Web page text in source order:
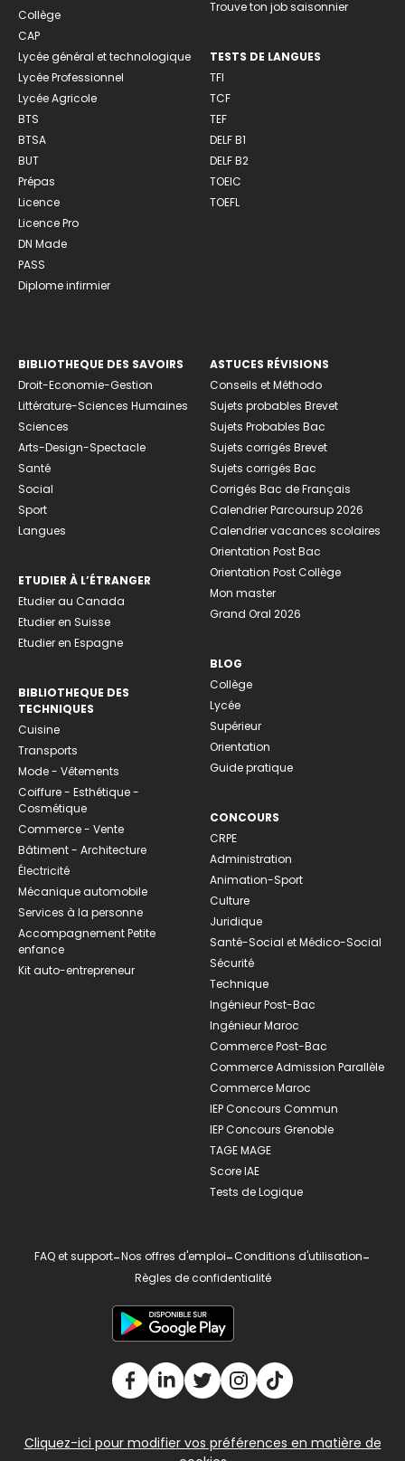
Collège
CAP
Lycée général et technologique
Lycée Professionnel
Lycée Agricole
BTS
BTSA
BUT
Prépas
Licence
Licence Pro
DN Made
PASS
Diplome infirmier
Trouve ton job saisonnier
TESTS DE LANGUES
TFI
TCF
TEF
DELF B1
DELF B2
TOEIC
TOEFL
BIBLIOTHEQUE DES SAVOIRS
Droit-Economie-Gestion
Littérature-Sciences Humaines
Sciences
Arts-Design-Spectacle
Santé
Social
Sport
Langues
ETUDIER À L’ÉTRANGER
Etudier au Canada
Etudier en Suisse
Etudier en Espagne
BIBLIOTHEQUE DES
TECHNIQUES
Cuisine
Transports
Mode - Vêtements
Coiffure - Esthétique -
Cosmétique
Commerce - Vente
Bâtiment - Architecture
Électricité
Mécanique automobile
Services à la personne
Accompagnement Petite
enfance
Kit auto-entrepreneur
ASTUCES RÉVISIONS
Conseils et Méthodo
Sujets probables Brevet
Sujets Probables Bac
Sujets corrigés Brevet
Sujets corrigés Bac
Corrigés Bac de Français
Calendrier Parcoursup 2026
Calendrier vacances scolaires
Orientation Post Bac
Orientation Post Collège
Mon master
Grand Oral 2026
BLOG
Collège
Lycée
Supérieur
Orientation
Guide pratique
CONCOURS
CRPE
Administration
Animation-Sport
Culture
Juridique
Santé-Social et Médico-Social
Sécurité
Technique
Ingénieur Post-Bac
Ingénieur Maroc
Commerce Post-Bac
Commerce Admission Parallèle
Commerce Maroc
IEP Concours Commun
IEP Concours Grenoble
TAGE MAGE
Score IAE
Tests de Logique
FAQ et support-Nos offres d'emploi-Conditions d'utilisation-
Règles de confidentialité
Cliquez-ici pour modifier vos préférences en matière de